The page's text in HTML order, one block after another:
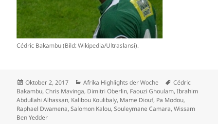
Cédric Bakambu (Bild: Wikipedia/Ultraslansi).
Veröffentlicht
am
Oktober 2, 2017 Kategorien
Afrika Highlights der Woche Schlagwörter
Cédric
Bakambu,Chris Mavinga, Dimitri Oberlin, Faouzi Ghoulam,Ibrahim
Abdullahi Alhassan, Kalibou Koulibaly, Mame Diouf, Pa Modou,
Raphael Dwamena,Salomon Kalou,Souleymane Camara,Wissam
Ben Yedder